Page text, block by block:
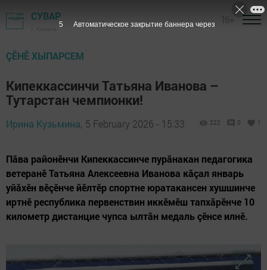
СУВАР
ÇӖНӖ ХЫПАРСЕМ
Кипеккассинчи Татьяна Иванова –
Тутарстан чемпионки!
Ирина Кузьмина, 5 February 2026 - 15:33 222 0 1
Пăва районӗнчи Кипеккассинче пурăнакан педагогика
ветеранӗ Татьяна Алексеевна Иванова кăçал январь
уйăхӗн вӗçӗнче йӗлтӗр спортне юратакансен хушшинче
иртнӗ республика первенствин иккӗмӗш тапхăрӗнче 10
километр дистанцие чупса ылтăн медаль çӗнсе илнӗ.
3 Автоматическое закрытие баннера через